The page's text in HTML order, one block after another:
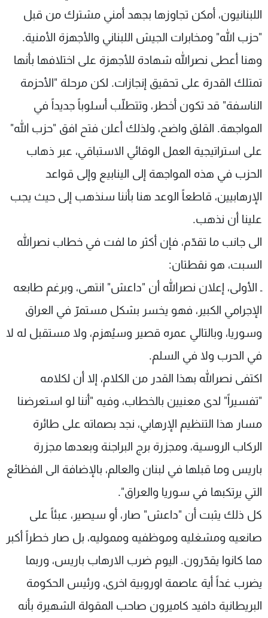
اللبنانيون، أمكن تجاوزها بجهد أمني مشترك من قبل
"حزب الله" ومخابرات الجيش اللبناني والأجهزة الأمنية.
وهنا أعطى نصرالله شهادة للأجهزة على اختلافها بأنها
تمتلك القدرة على تحقيق إنجازات. لكن مرحلة "الأحزمة
الناسفة" قد تكون أخطر، وتتطلّب أسلوباً جديداً في
المواجهة. القلق واضح، ولذلك أعلن فتح افق "حزب الله"
على استراتيجية العمل الوقائي الاستباقي، عبر ذهاب
الحزب في هذه المواجهة إلى الينابيع وإلى قواعد
الإرهابيين، قاطعاً الوعد هنا بأننا سنذهب إلى حيث يجب
علينا أن نذهب.
الى جانب ما تقدّم، فإن أكثر ما لفت في خطاب نصرالله
السبت، هو نقطتان:
ـ الأولى، إعلان نصرالله أن "داعش" انتهى، وبرغم طابعه
الإجرامي الكبير، فهو يخسر بشكل مستمرّ في العراق
وسوريا، وبالتالي عمره قصير وسيُهزم، ولا مستقبل له لا
في الحرب ولا في السلم.
اكتفى نصرالله بهذا القدر من الكلام، إلا أن لكلامه
"تفسيراً" لدى معنيين بالخطاب، وفيه "أننا لو استعرضنا
مسار هذا التنظيم الإرهابي، نجد بصماته على طائرة
الركاب الروسية، ومجزرة برج البراجنة وبعدها مجزرة
باريس وما قبلها في لبنان والعالم، بالإضافة الى الفظائع
التي يرتكبها في سوريا والعراق".
كل ذلك يثبت أن "داعش" صار، أو سيصير، عبئاً على
صانعيه ومشغليه وموظفيه ومموليه، بل صار خطراً أكبر
مما كانوا يقدّرون. اليوم ضرب الارهاب باريس، وربما
يضرب غداً أية عاصمة اوروبية اخرى، ورئيس الحكومة
البريطانية دافيد كاميرون صاحب المقولة الشهيرة بأنه